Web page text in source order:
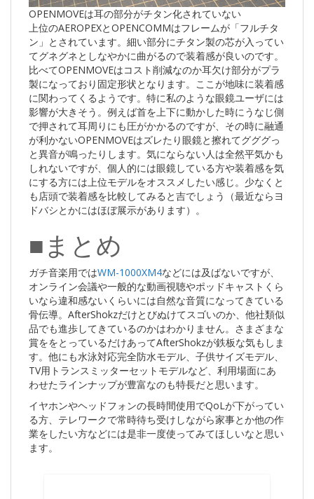
OPENMOVEは耳の部分がチタン化されていない
上位のAEROPEXとOPENCOMMはフレームが「フルチタ
ン」とされています。細い部分にチタン製の芯が入ってい
てグネグネとしなやかに曲がるので装着感が良いのです。
比べてOPENMOVEはコスト削減なのか耳欠け部分がプラ
製になっており固定形状となります。ここが地味に装着感
に関わってくるようです。特に私のような眼鏡ユーザには
影響が大きそう。例えば首を上下に動かした時にうなじ側
で押されて耳周りにも圧がかかるのですが、その時に融通
が利かないOPENMOVEはズレたり眼鏡と擦れてグググっ
と異音が鳴ったりします。気にならない人は全然平気かも
しれないですが、個人的には眼鏡している方や装着感を気
にする方には上位モデルをオススメしたい感じ。少なくと
も店頭で装着感を比較してみると吉でしょう（最近ならヨ
ドバシとかにはほぼ展示があります）。
■まとめ
ガチ音楽用ではWM-1000XM4などには及ばないですが、
オンライン会議や一般的な動画視聴やポッドキャストくら
いなら違和感ないくらいには自然な音質になってきている
骨伝導。AfterShokzだけとびぬけてスゴいのか、他社類似
品でも進歩してきているのかはわかりません。さまざまな
賞ををとっているだけあってAfterShokzが鉄板な気もしま
す。他にも水泳対応完全防水モデル、子供サイズモデル、
TV用トランスミッターセットモデルなど、利用場面にあ
わせたラインナップが豊富なのも特長だと思います。
イヤホンやヘッドフォンの長時間使用でQoLが下がってい
る方、テレワークで常時待ち受けしながら家事とか他の作
業をしたい方などには是非一度使ってみてほしいなと思い
ます。